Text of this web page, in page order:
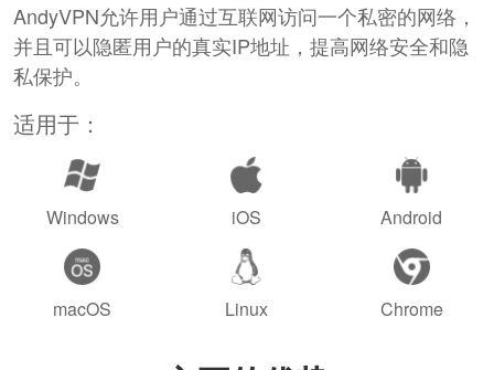
AndyVPN允许用户通过互联网访问一个私密的网络，
并且可以隐匿用户的真实IP地址，提高网络安全和隐
私保护。
适用于：
Windows iOS Android
macOS Linux Chrome